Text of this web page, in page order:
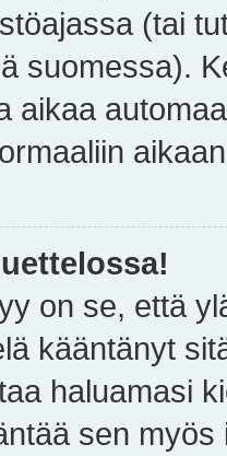
(tai
suomessa).
aikaa
on se, että
kääntänyt
haluamasi
sen